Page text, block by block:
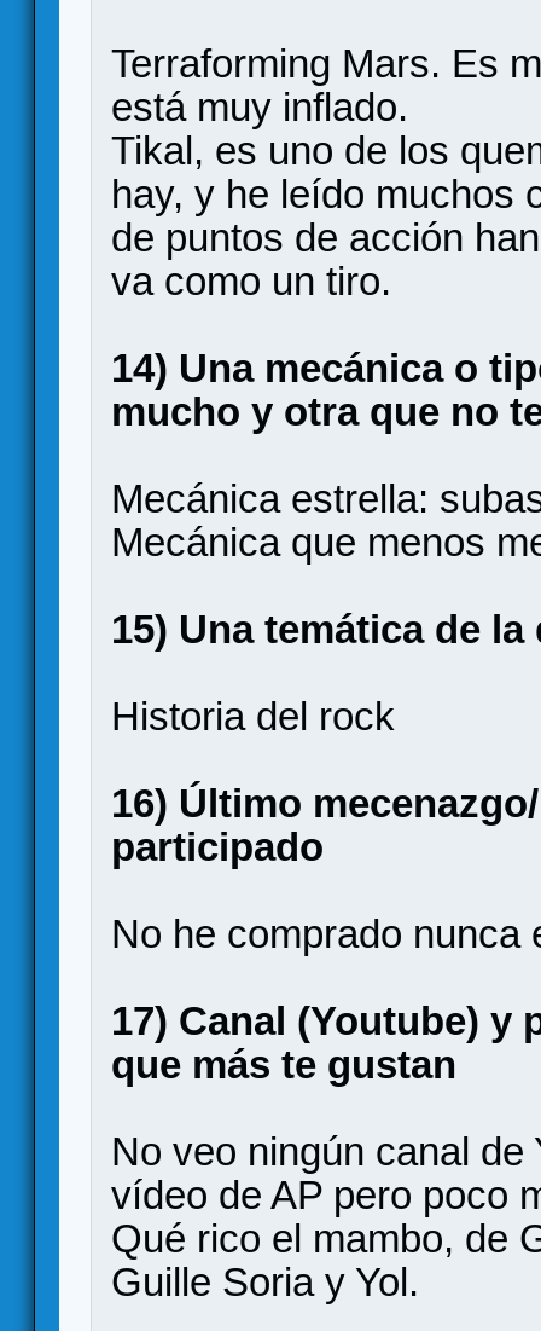
Terraforming Mars. Es
está muy inflado.
Tikal, es uno de los
hay, y he leído muchos
de puntos de acción
va como un tiro.
14) Una mecánica o
mucho y otra que no
Mecánica estrella:
Mecánica que menos
15) Una temática de
Historia del rock
16) Último
participado
No he comprado nunca
17) Canal (Youtube) y
que más te gustan
No veo ningún canal de
vídeo de AP pero poco
Qué rico el mambo, de
Guille Soria y Yol.